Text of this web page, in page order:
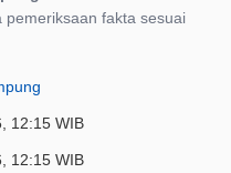
fakta sesuai
12:15 WIB
12:15 WIB